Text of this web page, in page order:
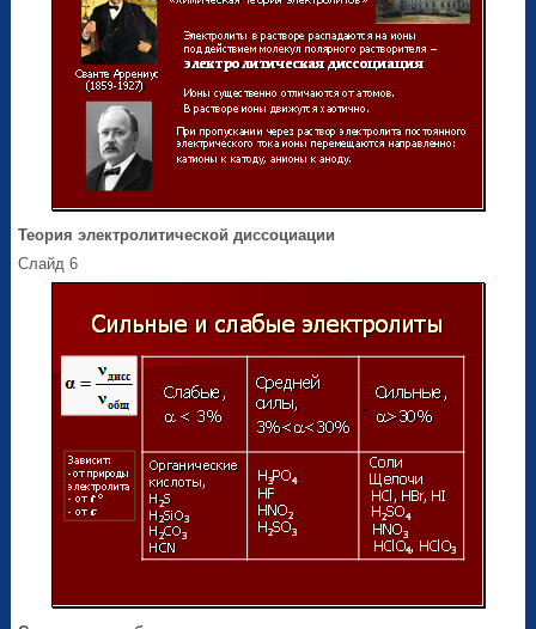
Теория электролитической диссоциации
Слайд 6